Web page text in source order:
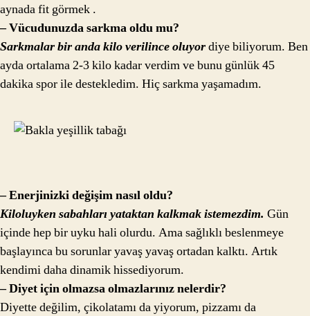
aynada fit görmek .
– Vücudunuzda sarkma oldu mu?
Sarkmalar bir anda kilo verilince oluyordiye biliyorum. Ben
ayda ortalama 2-3 kilo kadar verdim ve bunu günlük 45
dakika spor ile destekledim. Hiç sarkma yaşamadım.
– Enerjinizki değişim nasıl oldu?
Kiloluyken sabahları yataktan kalkmak istemezdim. Gün
içinde hep bir uyku hali olurdu. Ama sağlıklı beslenmeye
başlayınca bu sorunlar yavaş yavaş ortadan kalktı. Artık
kendimi daha dinamik hissediyorum.
– Diyet için olmazsa olmazlarınız nelerdir?
Diyette değilim, çikolatamı da yiyorum, pizzamı da